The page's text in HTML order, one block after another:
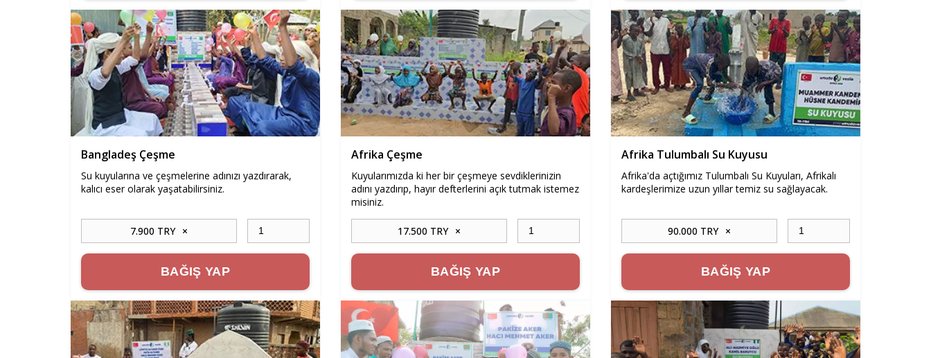
Bangladeş Çeşme
Su kuyularına ve çeşmelerine adınızı yazdırarak,
kalıcı eser olarak yaşatabilirsiniz.
7.900 TRY ×
BAĞIŞ YAP
Afrika Çeşme
Kuyularımızda ki her bir çeşmeye sevdiklerinizin
adını yazdırıp, hayır defterlerini açık tutmak istemez
misiniz.
17.500 TRY ×
BAĞIŞ YAP
Afrika Tulumbalı Su Kuyusu
Afrika'da açtığımız Tulumbalı Su Kuyuları, Afrikalı
kardeşlerimize uzun yıllar temiz su sağlayacak.
90.000 TRY ×
BAĞIŞ YAP